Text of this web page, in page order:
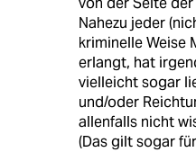
Nahezu jeder
kriminelle Weise
erlangt, hat
vielleicht sogar
und/oder
allenfalls nicht
(Das gilt sogar